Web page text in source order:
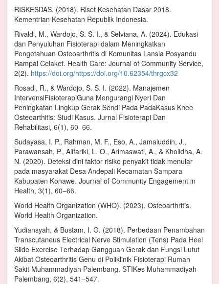
RISKESDAS. (2018). Riset Kesehatan Dasar 2018.
Kementrian Kesehatan Republik Indonesia.
Rivaldi, M., Wardojo, S. S. I., & Selviana, A. (2024). Edukasi
dan Penyuluhan Fisioterapi dalam Meningkatkan
Pengetahuan Osteoarthritis di Komunitas Lansia Posyandu
Rampal Celaket. Health Care: Journal of Community Service,
2(2). https://doi.org/https://doi.org/10.62354/thrgcx32
Rosadi, R., & Wardojo, S. S. I. (2022). Manajemen
IntervensiFisioterapiGuna Mengurangi Nyeri Dan
Peningkatan Lingkup Gerak Sendi Pada PadaKasus Knee
Osteoarthitis: Studi Kasus. Jurnal Fisioterapi Dan
Rehabilitasi, 6(1), 60–66.
Sudayasa, I. P., Rahman, M. F., Eso, A., Jamaluddin, J.,
Parawansah, P., Alifariki, L. O., Arimaswati, A., & Kholidha, A.
N. (2020). Deteksi dini faktor risiko penyakit tidak menular
pada masyarakat Desa Andepali Kecamatan Sampara
Kabupaten Konawe. Journal of Community Engagement in
Health, 3(1), 60–66.
World Health Organization (WHO). (2023). Osteoarthritis.
World Health Organization.
Yudiansyah, & Bustam, I. G. (2018). Perbedaan Penambahan
Transcutaneus Electrical Nerve Stimulation (Tens) Pada Heel
Slide Exercise Terhadap Gangguan Gerak dan Fungsi Lutut
Akibat Osteoarthritis Genu di Poliklinik Fisioterapi Rumah
Sakit Muhammadiyah Palembang. STIKes Muhammadiyah
Palembang, 6(2), 541–547.